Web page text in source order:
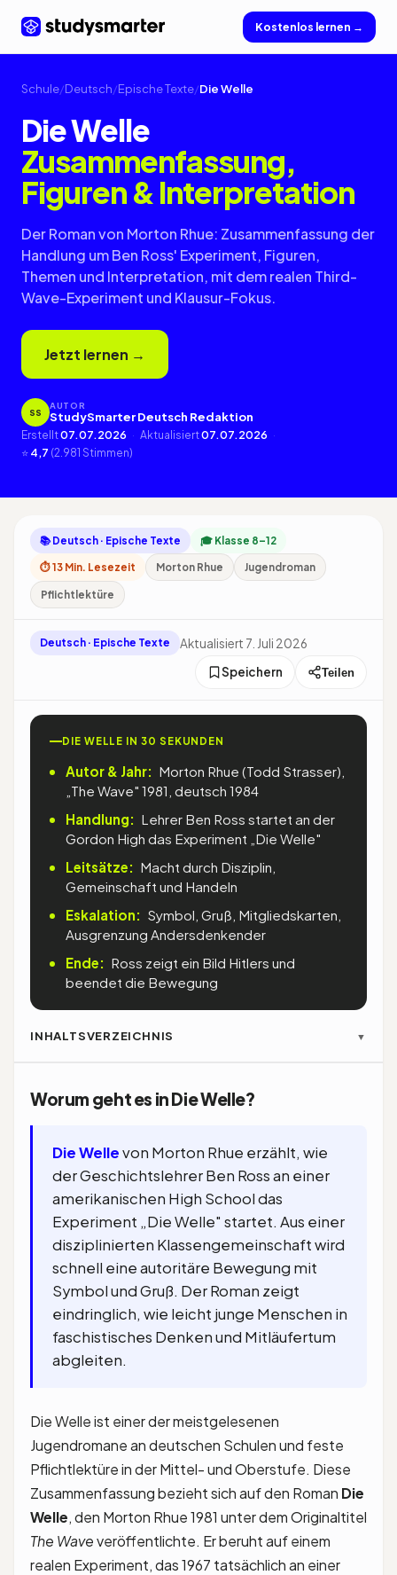
Kostenlos lernen →
Schule/Deutsch/Epische Texte/Die Welle
Die Welle
Zusammenfassung,
Figuren & Interpretation
Der Roman von Morton Rhue: Zusammenfassung der
Handlung um Ben Ross' Experiment, Figuren,
Themen und Interpretation, mit dem realen Third-
Wave-Experiment und Klausur-Fokus.
Jetzt lernen →
SS
AUTOR
StudySmarter Deutsch Redaktion
Erstellt07.07.2026 · Aktualisiert07.07.2026 ·
⭐ 4,7 (2.981 Stimmen)
📚 Deutsch · Epische Texte
🎓 Klasse 8–12
⏱ 13 Min. Lesezeit
Morton Rhue Jugendroman
Pflichtlektüre
Deutsch · Epische Texte
Aktualisiert 7. Juli 2026
Speichern
Teilen
DIE WELLE IN 30 SEKUNDEN
Autor & Jahr: Morton Rhue (Todd Strasser),
„The Wave" 1981, deutsch 1984
Handlung: Lehrer Ben Ross startet an der
Gordon High das Experiment „Die Welle"
Leitsätze: Macht durch Disziplin,
Gemeinschaft und Handeln
Eskalation: Symbol, Gruß, Mitgliedskarten,
Ausgrenzung Andersdenkender
Ende: Ross zeigt ein Bild Hitlers und
beendet die Bewegung
INHALTSVERZEICHNIS ▼
Worum geht es in Die Welle?
Die Wellevon Morton Rhue erzählt, wie
der Geschichtslehrer Ben Ross an einer
amerikanischen High School das
Experiment „Die Welle" startet. Aus einer
disziplinierten Klassengemeinschaft wird
schnell eine autoritäre Bewegung mit
Symbol und Gruß. Der Roman zeigt
eindringlich, wie leicht junge Menschen in
faschistisches Denken und Mitläufertum
abgleiten.
Die Welle ist einer der meistgelesenen
Jugendromane an deutschen Schulen und feste
Pflichtlektüre in der Mittel- und Oberstufe. Diese
Zusammenfassung bezieht sich auf den Roman Die
Welle, den Morton Rhue 1981 unter dem Originaltitel
The Waveveröffentlichte. Er beruht auf einem
realen Experiment, das 1967 tatsächlich an einer